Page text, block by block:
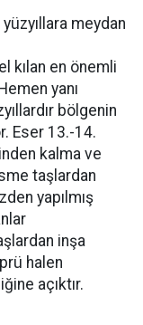
meydan
kılan en önemli
yanı
bölgenin
Eser 13.-14.
kalma ve
taşlardan
yapılmış
inşa
halen
açıktır.